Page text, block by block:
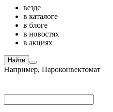
везде
в каталоге
в блоге
в новостях
в акциях
Найти
Например, Пароконвектомат